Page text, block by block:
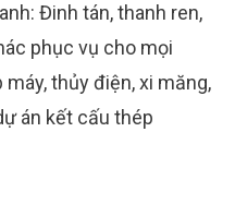
Đinh tán, thanh ren,
phục vụ cho mọi
thủy điện, xi măng,
án kết cấu thép